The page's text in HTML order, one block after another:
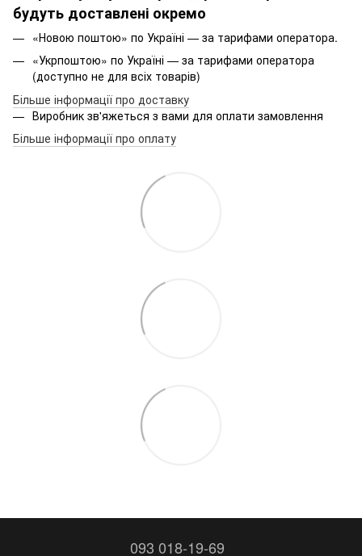
будуть доставлені окремо
«Новою поштою» по Україні — за тарифами оператора.
«Укрпоштою» по Україні — за тарифами оператора
(доступно не для всіх товарів)
Більше інформації про доставку
Виробник зв'яжеться з вами для оплати замовлення
Більше інформації про оплату
093 018-19-69